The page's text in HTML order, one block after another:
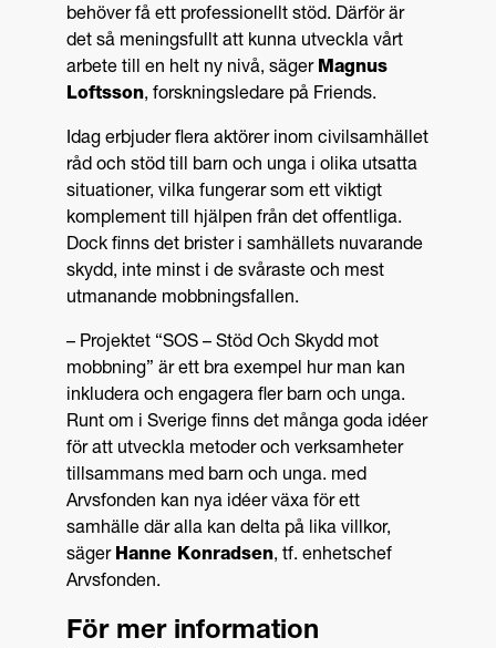
behöver få ett professionellt stöd. Därför är
det så meningsfullt att kunna utveckla vårt
arbete till en helt ny nivå, säger Magnus
Loftsson, forskningsledare på Friends.
Idag erbjuder flera aktörer inom civilsamhället
råd och stöd till barn och unga i olika utsatta
situationer, vilka fungerar som ett viktigt
komplement till hjälpen från det offentliga.
Dock finns det brister i samhällets nuvarande
skydd, inte minst i de svåraste och mest
utmanande mobbningsfallen.
– Projektet “SOS – Stöd Och Skydd mot
mobbning” är ett bra exempel hur man kan
inkludera och engagera fler barn och unga.
Runt om i Sverige finns det många goda idéer
för att utveckla metoder och verksamheter
tillsammans med barn och unga. med
Arvsfonden kan nya idéer växa för ett
samhälle där alla kan delta på lika villkor,
säger Hanne Konradsen, tf. enhetschef
Arvsfonden.
För mer information